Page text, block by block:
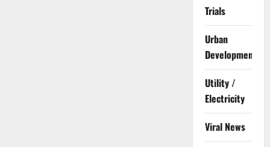
Trials
Urban
Development
Utility /
Electricity
Viral News